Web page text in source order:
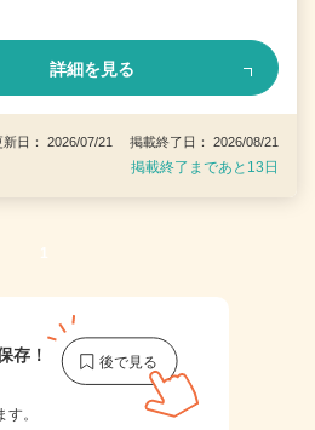
詳細を見る
新日： 2026/07/21 掲載終了日： 2026/08/21
掲載終了まであと13日
1
存！
。